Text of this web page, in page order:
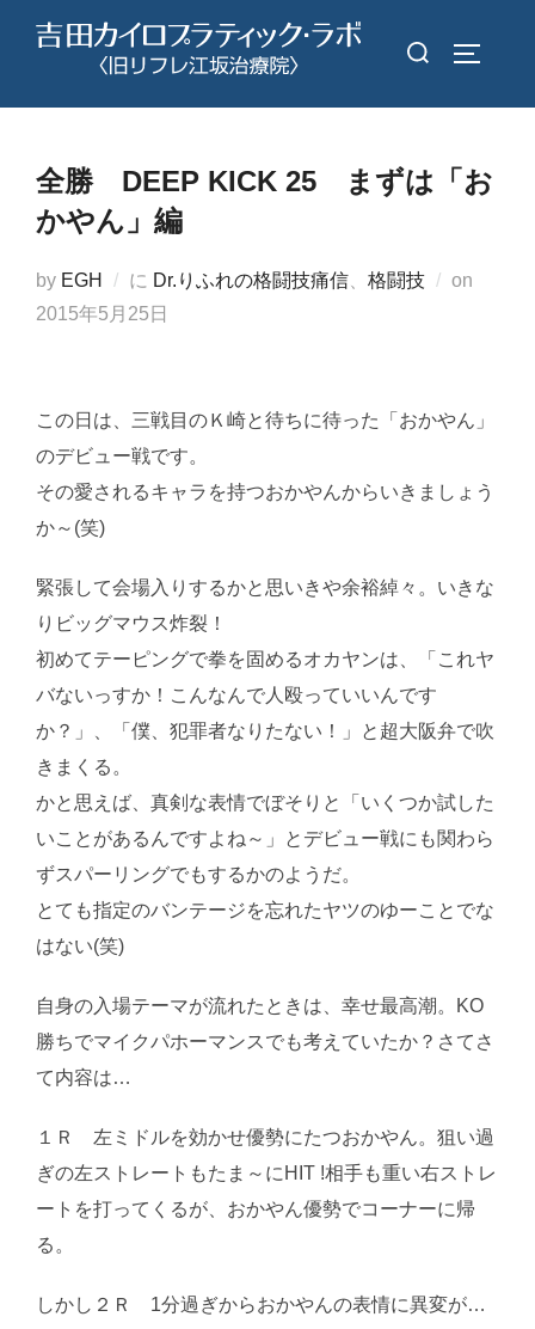
検
対
全勝 DEEP KICK 25 まずは「お
かやん」編
by EGH に Dr.りふれの格闘技痛信、 格闘技 on
2015年5月25日
この日は、三戦目のＫ崎と待ちに待った「おかやん」
のデビュー戦です。
その愛されるキャラを持つおかやんからいきましょう
か～(笑)
緊張して会場入りするかと思いきや余裕綽々。いきな
りビッグマウス炸裂！
初めてテーピングで拳を固めるオカヤンは、「これヤ
バないっすか！こんなんで人殴っていいんです
か？」、「僕、犯罪者なりたない！」と超大阪弁で吹
きまくる。
かと思えば、真剣な表情でぼそりと「いくつか試した
いことがあるんですよね～」とデビュー戦にも関わら
ずスパーリングでもするかのようだ。
とても指定のバンテージを忘れたヤツのゆーことでな
はない(笑)
自身の入場テーマが流れたときは、幸せ最高潮。KO
勝ちでマイクパホーマンスでも考えていたか？さてさ
て内容は…
１Ｒ 左ミドルを効かせ優勢にたつおかやん。狙い過
ぎの左ストレートもたま～にHIT !相手も重い右ストレ
ートを打ってくるが、おかやん優勢でコーナーに帰
る。
しかし２Ｒ 1分過ぎからおかやんの表情に異変が…